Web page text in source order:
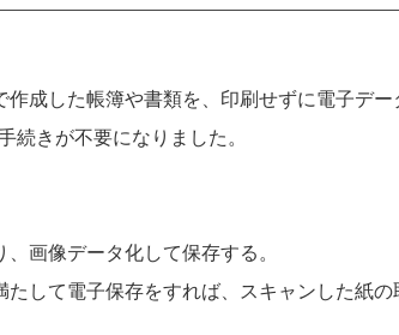
成した帳簿や書類を、印刷せずに電子デー
続きが不要になりました。
画像データ化して保存する。
して電子保存をすれば、スキャンした紙